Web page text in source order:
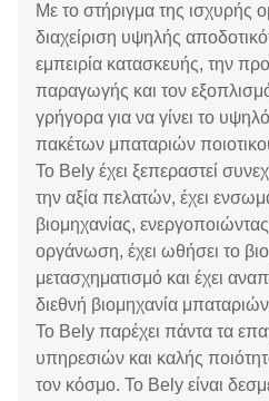
Με το στήριγμα της ισχυρής
διαχείριση υψηλής
εμπειρία κατασκευής, την
παραγωγής και τον
γρήγορα για να γίνει το
πακέτων μπαταριών
Το Bely έχει ξεπεραστεί
την αξία πελατών, έχει
βιομηχανίας,
οργάνωση, έχει ωθήσει το
μετασχηματισμό και έχει
διεθνή βιομηχανία
Το Bely παρέχει πάντα τα
υπηρεσιών και καλής
τον κόσμο. Το Bely είναι